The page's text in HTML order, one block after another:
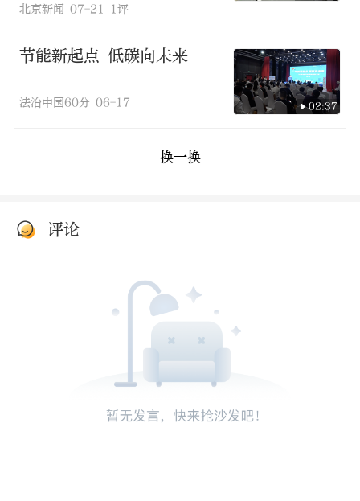
北京新闻 07-21 1评
节能新起点 低碳向未来
法治中国60分 06-17 02:37
换一换
评论